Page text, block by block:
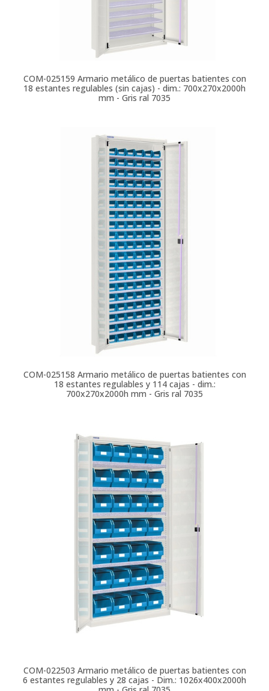
COM-025159 Armario metálico de puertas batientes con
18 estantes regulables (sin cajas) - dim.: 700x270x2000h
mm - Gris ral 7035
COM-025158 Armario metálico de puertas batientes con
18 estantes regulables y 114 cajas - dim.:
700x270x2000h mm - Gris ral 7035
COM-022503 Armario metálico de puertas batientes con
6 estantes regulables y 28 cajas - Dim.: 1026x400x2000h